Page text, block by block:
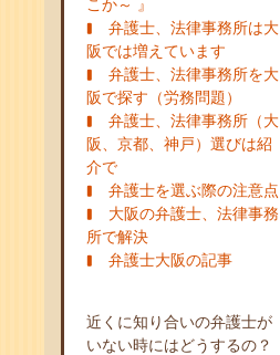
こか～ 』
弁護士、法律事務所は大
阪では増えています
弁護士、法律事務所を大
阪で探す（労務問題）
弁護士、法律事務所（大
阪、京都、神戸）選びは紹
介で
弁護士を選ぶ際の注意点
大阪の弁護士、法律事務
所で解決
弁護士大阪の記事
近くに知り合いの弁護士が
いない時にはどうするの？